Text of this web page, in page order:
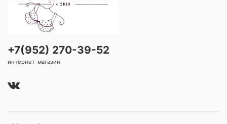
+7(952) 270-39-52
интернет-магазин